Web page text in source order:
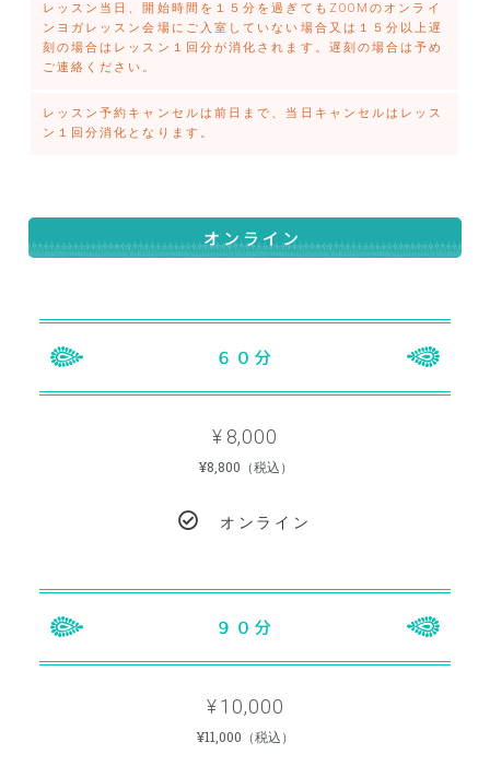
レッスン当日、開始時間を１５分を過ぎてもZOOMのオンライ
ンヨガレッスン会場にご入室していない場合又は１５分以上遅
刻の場合はレッスン１回分が消化されます。遅刻の場合は予め
ご連絡ください。
レッスン予約キャンセルは前日まで、当日キャンセルはレッス
ン１回分消化となります。
オンライン
６０分
¥ 8,000
¥8,800（税込）
オンライン
POPULAR
９０分
¥ 10,000
¥11,000（税込）
POPULAR